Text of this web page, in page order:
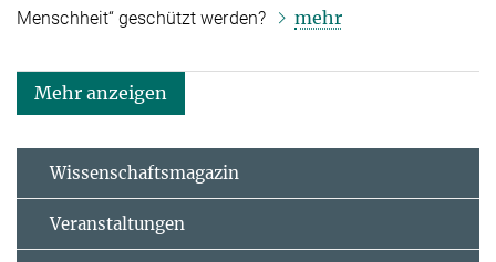
Menschheit“ geschützt werden?
mehr
Mehr anzeigen
Wissenschaftsmagazin
Veranstaltungen